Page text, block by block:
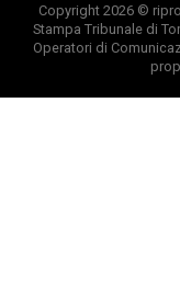
Copyright 2026 ©
Stampa Tribunale di
Operatori di